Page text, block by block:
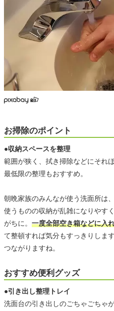
お掃除のポイント
●収納スペースを整理
範囲が狭く、拭き掃除などにそれ
最低限の整理もおすすめ。
朝晩家族のみんなが使う洗面所は
使うものの収納が乱雑になりやす
がちに。 一度全部空き箱などに入
て整頓すれば気分もすっきりしま
つながりますね。
おすすめ便利グッズ
●引き出し整理トレイ
洗面台の引き出しのごちゃごちゃ